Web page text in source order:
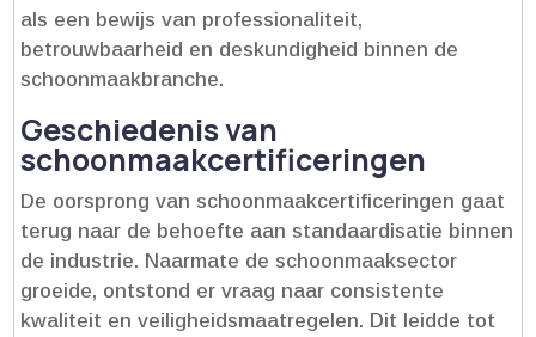
als een bewijs van professionaliteit,
betrouwbaarheid en deskundigheid binnen de
schoonmaakbranche.​
Geschiedenis van
schoonmaakcertificeringen
De oorsprong van schoonmaakcertificeringen gaat
terug naar de behoefte aan standaardisatie binnen
de industrie.​ Naarmate de schoonmaaksector
groeide, ontstond er vraag naar consistente
kwaliteit en veiligheidsmaatregelen.​ Dit leidde tot